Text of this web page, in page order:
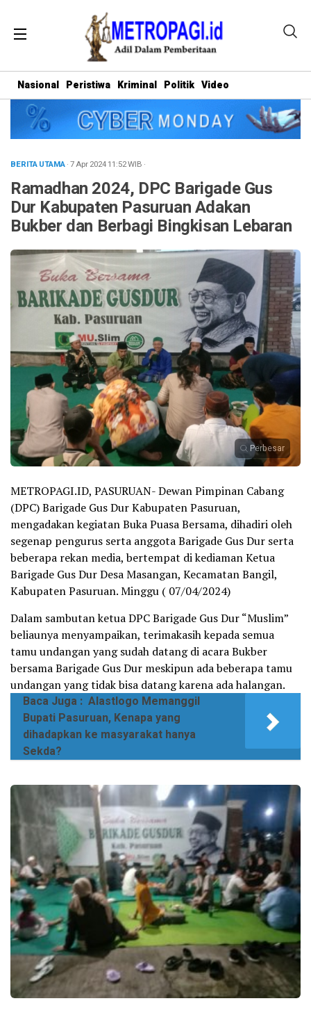
Nasional Peristiwa Kriminal Politik Video
BERITA UTAMA· 7 Apr 202411:52WIB ·
Ramadhan 2024, DPC Barigade Gus
Dur Kabupaten Pasuruan Adakan
Bukber dan Berbagi Bingkisan Lebaran
Perbesar
METROPAGI.ID, PASURUAN- Dewan Pimpinan Cabang
(DPC) Barigade Gus Dur Kabupaten Pasuruan,
mengadakan kegiatan Buka Puasa Bersama, dihadiri oleh
segenap pengurus serta anggota Barigade Gus Dur serta
beberapa rekan media, bertempat di kediaman Ketua
Barigade Gus Dur Desa Masangan, Kecamatan Bangil,
Kabupaten Pasuruan. Minggu ( 07/04/2024)
Dalam sambutan ketua DPC Barigade Gus Dur “Muslim”
beliaunya menyampaikan, terimakasih kepada semua
tamu undangan yang sudah datang di acara Bukber
bersama Barigade Gus Dur meskipun ada beberapa tamu
undangan yang tidak bisa datang karena ada halangan.
Baca Juga : Alastlogo Memanggil
Bupati Pasuruan, Kenapa yang
dihadapkan ke masyarakat hanya
Sekda?